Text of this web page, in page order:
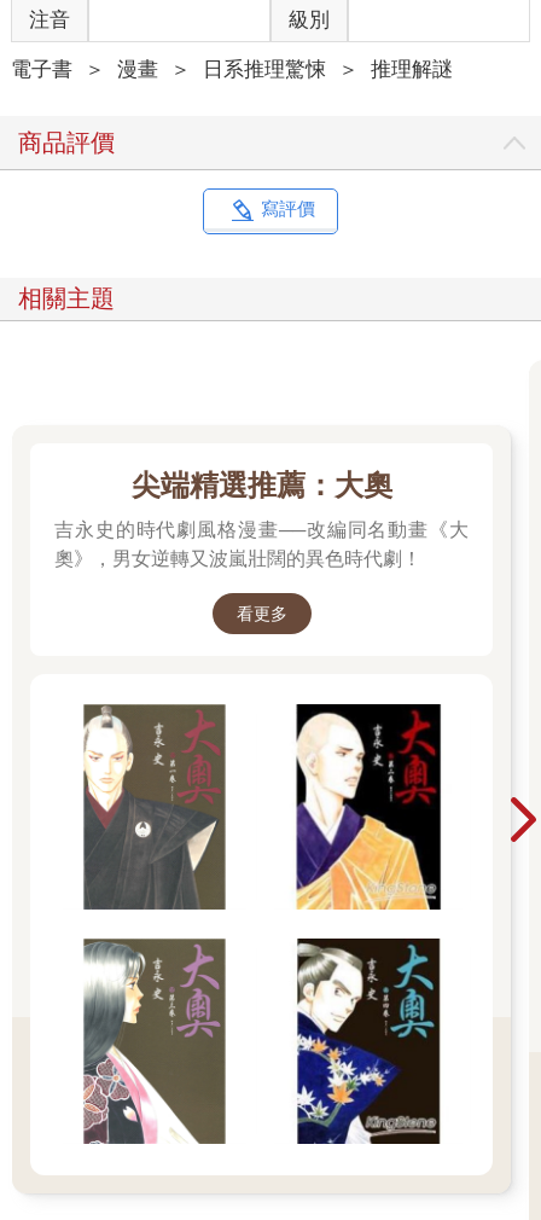
注音 級別
電子書 ＞ 漫畫 ＞ 日系推理驚悚 ＞ 推理解謎
商品評價
寫評價
相關主題
尖端精選推薦：大奧
吉永史的時代劇風格漫畫──改編同名動畫《大
奧》，男女逆轉又波嵐壯闊的異色時代劇！
看更多